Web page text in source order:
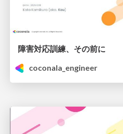
障害対応訓練、その前に
coconala_engineer